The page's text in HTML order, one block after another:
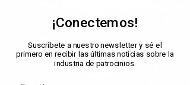
¡Conectemos!
Suscríbete a nuestro newsletter y sé el
primero en recibir las últimas noticias sobre la
industria de patrocinios.